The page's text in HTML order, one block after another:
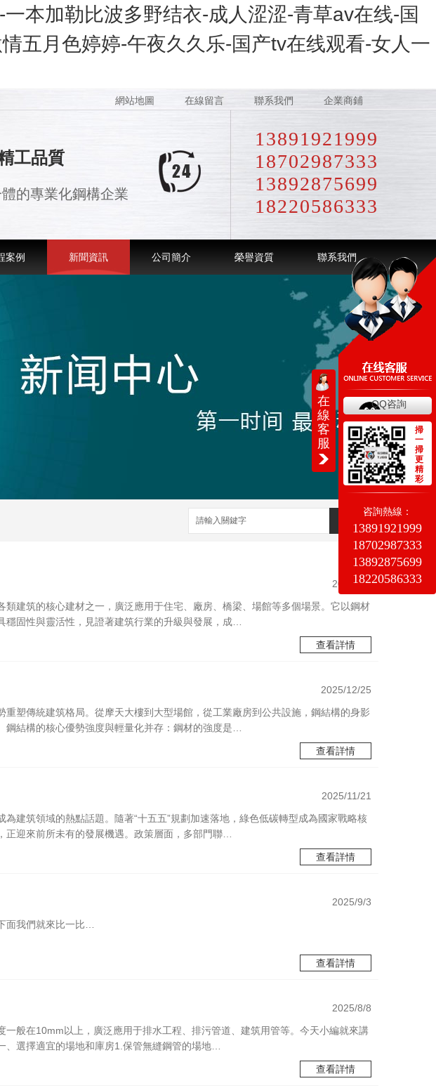
本加勒比波多野结衣-成人涩涩-青草av在线-国
五月色婷婷-午夜久久乐-国产tv在线观看-女人一
網站地圖 在線留言 聯系我們 企業商鋪
工品質
的專業化鋼構企業
13891921999
18702987333
13892875699
18220586333
案例 新聞資訊 公司簡介 榮譽資質 聯系我們
搜索
2026/3/4
建筑的核心建材之一，廣泛應用于住宅、廠房、橋梁、場館等多個場景。它以鋼材
固性與靈活性，見證著建筑行業的升級與發展，成…
查看詳情
2025/12/25
塑傳統建筑格局。從摩天大樓到大型場館，從工業廠房到公共設施，鋼結構的身影
結構的核心優勢強度與輕量化并存：鋼材的強度是…
查看詳情
2025/11/21
建筑領域的熱點話題。隨著“十五五”規劃加速落地，綠色低碳轉型成為國家戰略核
迎來前所未有的發展機遇。政策層面，多部門聯…
查看詳情
2025/9/3
面我們就來比一比…
查看詳情
2025/8/8
般在10mm以上，廣泛應用于排水工程、排污管道、建筑用管等。今天小編就來講
選擇適宜的場地和庫房1.保管無縫鋼管的場地…
查看詳情
在
線
客
服
QQ咨詢
掃
一
掃
更
精
彩
咨詢熱線：
13891921999
18702987333
13892875699
18220586333